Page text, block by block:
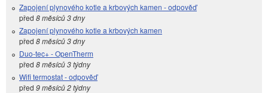
Zapojení plynového kotle a krbových kamen - odpověď
před 8 měsíců 3 dny
Zapojení plynového kotle a krbových kamen
před 8 měsíců 3 dny
Duo-tec+ - OpenTherm
před 8 měsíců 3 týdny
Wifi termostat - odpověď
před 9 měsíců 2 týdny